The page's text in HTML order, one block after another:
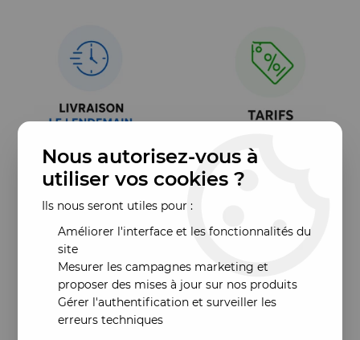
Nous autorisez-vous à
utiliser vos cookies ?
Ils nous seront utiles pour :
Améliorer l'interface et les fonctionnalités du
site
Mesurer les campagnes marketing et
proposer des mises à jour sur nos produits
Gérer l'authentification et surveiller les
erreurs techniques